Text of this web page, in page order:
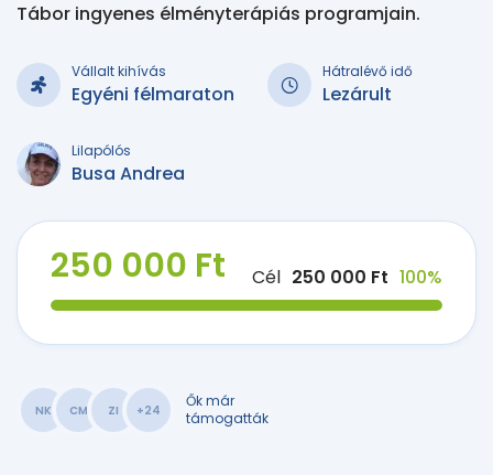
Tábor ingyenes élményterápiás programjain.
Vállalt kihívás
Egyéni félmaraton
Hátralévő idő
Lezárult
Lilapólós
Busa Andrea
250 000 Ft Cél 250 000 Ft 100%
NK CM ZI +24
Ők már
támogatták